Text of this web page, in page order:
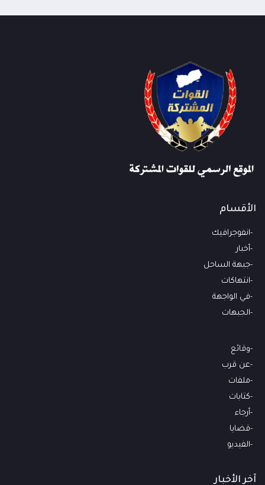
الأقسام
انفوجرافيك
أخبار
جبهة الساحل
انتهاكات
في الواجهة
الجبهات
وقائع
عن قرب
ملفات
كتابات
أرجاء
قضايا
الفيديو
آخر الأخبار